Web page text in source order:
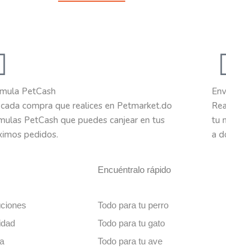
PetCash
compra que realices en Petmarket.do
PetCash que puedes canjear en tus
pedidos.
tu
a
Encuéntralo rápido
Todo para tu perro
Todo para tu gato
Todo para tu ave